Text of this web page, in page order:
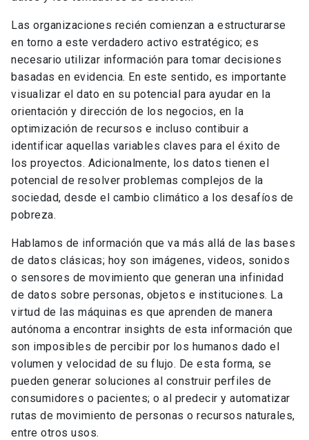
Las organizaciones recién comienzan a estructurarse
en torno a este verdadero activo estratégico; es
necesario utilizar información para tomar decisiones
basadas en evidencia. En este sentido, es importante
visualizar el dato en su potencial para ayudar en la
orientación y dirección de los negocios, en la
optimización de recursos e incluso contibuir a
identificar aquellas variables claves para el éxito de
los proyectos. Adicionalmente, los datos tienen el
potencial de resolver problemas complejos de la
sociedad, desde el cambio climático a los desafíos de
pobreza.
Hablamos de información que va más allá de las bases
de datos clásicas; hoy son imágenes, videos, sonidos
o sensores de movimiento que generan una infinidad
de datos sobre personas, objetos e instituciones. La
virtud de las máquinas es que aprenden de manera
autónoma a encontrar insights de esta información que
son imposibles de percibir por los humanos dado el
volumen y velocidad de su flujo. De esta forma, se
pueden generar soluciones al construir perfiles de
consumidores o pacientes; o al predecir y automatizar
rutas de movimiento de personas o recursos naturales,
entre otros usos.